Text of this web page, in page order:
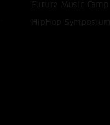
Future Music Camp
HipHop Symposium